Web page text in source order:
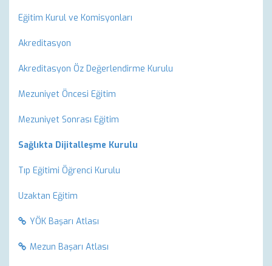
Eğitim Kurul ve Komisyonları
Akreditasyon
Akreditasyon Öz Değerlendirme Kurulu
Mezuniyet Öncesi Eğitim
Mezuniyet Sonrası Eğitim
Sağlıkta Dijitalleşme Kurulu
Tıp Eğitimi Öğrenci Kurulu
Uzaktan Eğitim
YÖK Başarı Atlası
Mezun Başarı Atlası